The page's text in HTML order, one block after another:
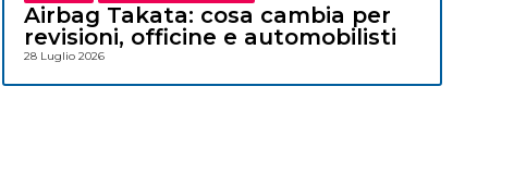
Airbag Takata: cosa cambia per
revisioni, officine e automobilisti
28 Luglio 2026